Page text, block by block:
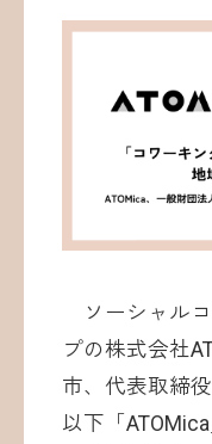
お
ソーシャル
プの株式会社
市、代表取締
以下「